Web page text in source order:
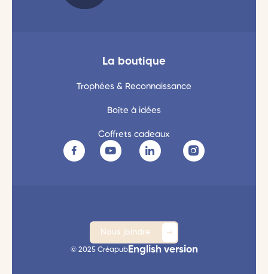
La boutique
Trophées & Reconnaissance
Boîte à idées
Coffrets cadeaux
Nous joindre
© 2025 CréapubEnglish version